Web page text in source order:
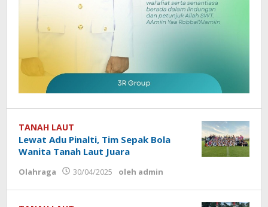
TANAH LAUT
Lewat Adu Pinalti, Tim Sepak Bola
Wanita Tanah Laut Juara
Olahraga 30/04/2025 oleh admin